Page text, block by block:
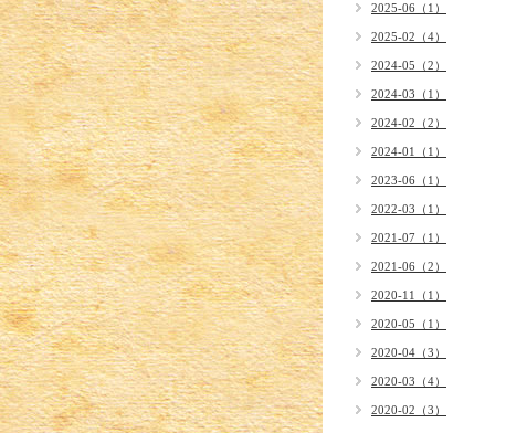
2025-06（1）
2025-02（4）
2024-05（2）
2024-03（1）
2024-02（2）
2024-01（1）
2023-06（1）
2022-03（1）
2021-07（1）
2021-06（2）
2020-11（1）
2020-05（1）
2020-04（3）
2020-03（4）
2020-02（3）